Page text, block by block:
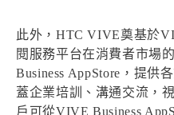
此外，HTC VIVE奠基於
閱服務平台在消費者市場
Business AppStore，提供
蓋企業培訓、溝通交流，
戶可從VIVE Business